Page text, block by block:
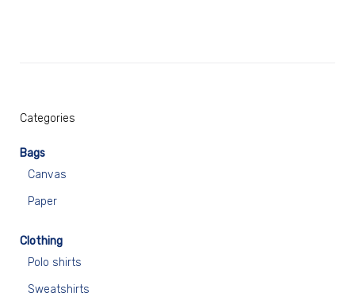
Categories
Bags
Canvas
Paper
Clothing
Polo shirts
Sweatshirts